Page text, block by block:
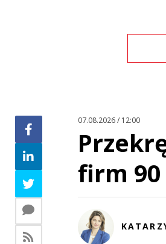
07.08.2026 / 12:00
firm 90